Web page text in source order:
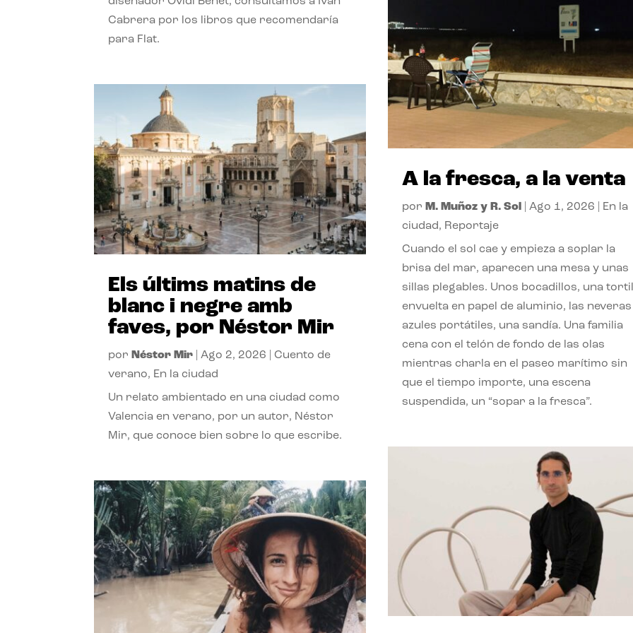
Cabrera por los libros que recomendaría
para Flat.
Els últims matins de
blanc i negre amb
faves, por Néstor Mir
por Néstor Mir |Ago 2, 2026 |Cuento de
verano, En la ciudad
Un relato ambientado en una ciudad como
Valencia en verano, por un autor, Néstor
Mir, que conoce bien sobre lo que escribe.
A la fresca, a la venta
por M. Muñoz y R. Sol Ago 1, 2026
En la
ciudad, Reportaje
Cuando el sol cae y empieza a soplar la
brisa del mar, aparecen una mesa y unas
sillas plegables. Unos bocadillos, una
envuelta en papel de aluminio, las neveras
azules portátiles, una sandía. Una familia
cena con el telón de fondo de las olas
mientras charla en el paseo marítimo sin
que el tiempo importe, una escena
suspendida, un “sopar a la fresca”.